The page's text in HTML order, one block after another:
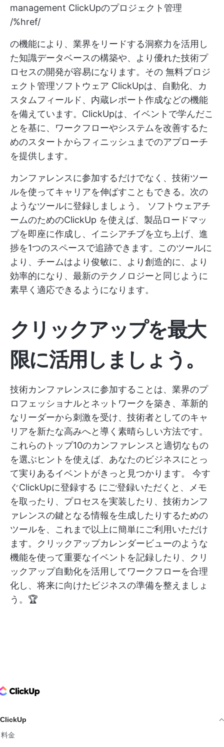
management ClickUpのプロジェクト管理
/%href/
の機能により、業界をリードする洞察力を活用し
た知識データベースの構築や、より優れた技術プ
ロセスの開発が容易になります。その 無料プロジ
ェクト管理ソフトウェア ClickUpは、自動化、カ
スタムフィールド、内蔵レポート作成などの機能
を備えています。ClickUpは、イベントで学んだこ
とを基に、ワークフローやシステムを改善するた
めのスタートからフィニッシュまでのアプローチ
を提供します。
カンファレンスに参加するだけでなく、技術ツー
ルを使ってキャリアを伸ばすこともできる。次の
ようなツールに登録しましょう。 ソフトウェアチ
ームのためのClickUp を使えば、製品ロードマッ
プを即座に作成し、イニシアチブを立ち上げ、進
捗を1つのスペースで追跡できます。このツールに
より、チームはより俊敏に、より創造的に、より
効率的になり、最新のテクノロジーと同じように
素早く適応できるようになります。
クリックアップを最大
限に活用しましょう。
技術カンファレンスに参加することは、業界のプ
ロフェッショナルとネットワークを築き、革新的
なリーダーから刺激を受け、技術者としてのキャ
リアを新たな高みへと導く素晴らしい方法です。
これらのトップ10のカンファレンスと適切なもの
を選ぶヒントを使えば、あなたのビジネスにとっ
て実りあるイベントがきっと見つかります。 今す
ぐClickUpに登録する にご登録いただくと、メモ
を取ったり、プロセスを実装したり、技術カンフ
ァレンスの鍵となる情報を生成したりするための
ツールを、これまで以上に簡単にご利用いただけ
ます。クリックアップカレンダービューのような
機能を使って重要なイベントを記録したり、クリ
ックアップ自動化を活用してワークフローを合理
化し、将来に向けたビジネスの準備を整えましょ
う。🏆
Logo
ClickUp
料金